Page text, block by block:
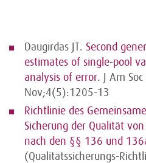
Daugirdas JT. Second
estimates of single-pool
analysis of error. J Am
Nov;4(5):1205-13
Richtlinie des
Sicherung der Qualität
nach den §§ 136 und
(Qualitätssicherungs-